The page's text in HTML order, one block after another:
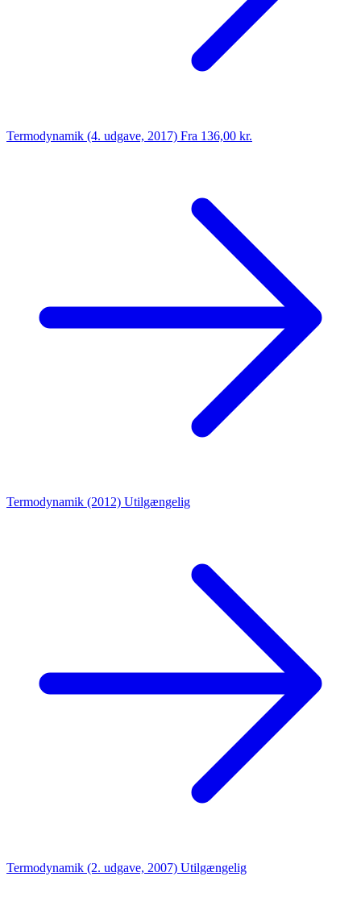
Termodynamik (4. udgave, 2017) Fra 136,00 kr.
Termodynamik (2012) Utilgængelig
Termodynamik (2. udgave, 2007) Utilgængelig